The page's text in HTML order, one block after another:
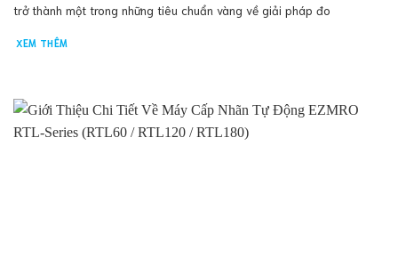
trở thành một trong những tiêu chuẩn vàng về giải pháp đo
XEM THÊM